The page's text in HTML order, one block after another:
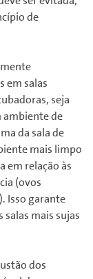
de
em salas
seja
ambiente de
da sala de
mais limpo
em relação às
(ovos
Isso garante
salas mais sujas
dos